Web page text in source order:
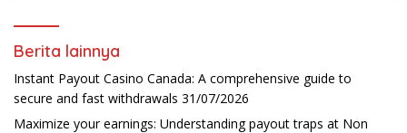
Berita lainnya
Instant Payout Casino Canada: A comprehensive guide to
secure and fast withdrawals 31/07/2026
Maximize your earnings: Understanding payout traps at Non